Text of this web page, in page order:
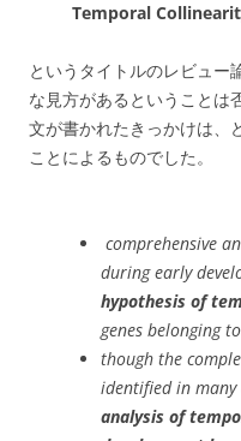
Temporal
というタイトルのレビュー
な見方があるということは
文が書かれたきっかけは、
ことによるものでした。
comprehensive
during early
hypothesis of
genes belonging
though the
identified in many
analysis of